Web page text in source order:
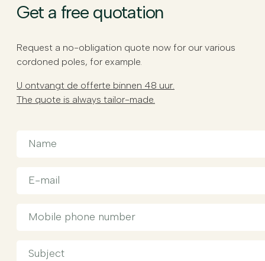
Get a free quotation
Request a no-obligation quote now for our various
cordoned poles, for example.
U ontvangt de offerte binnen 48 uur.
The quote is always tailor-made.
(Vereist)
mail
(Vereist)
(Vereist)